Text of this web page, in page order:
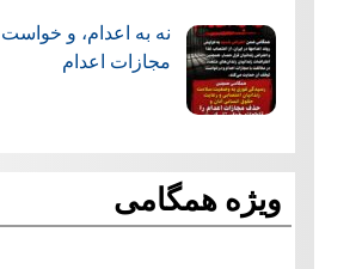
نه به اعدام، و
مجازات اعدام
ویژه همگامی